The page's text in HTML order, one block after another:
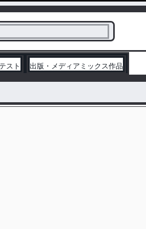
スト 出版・メディアミックス作品